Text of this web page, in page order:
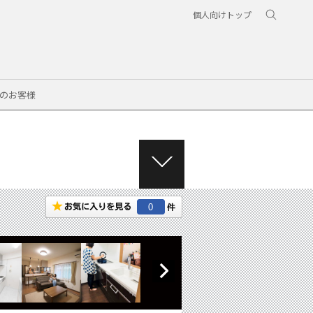
個人向けトップ
お客様
E
N 0